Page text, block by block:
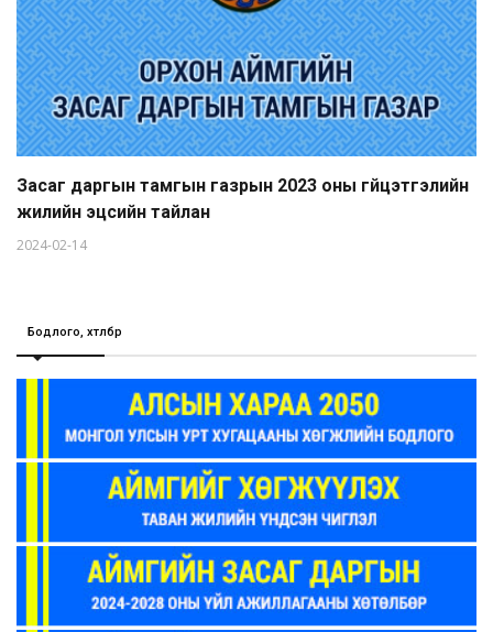
Засаг даргын тамгын газрын 2023 оны гүйцэтгэлийн
жилийн эцсийн тайлан
2024-02-14
Бодлого, хөтөлбөр